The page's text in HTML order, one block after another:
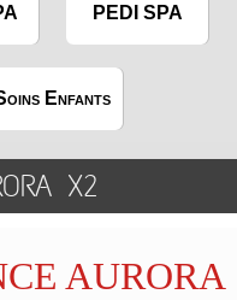
PEDI SPA
Enfants
X2
AURORA